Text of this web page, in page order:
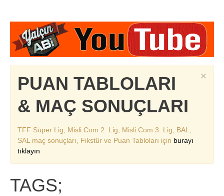
×
PUAN TABLOLARI
& MAÇ SONUÇLARI
TFF Süper Lig, Misli.Com 2. Lig, Misli.Com 3. Lig, BAL,
SAL maç sonuçları, Fikstür ve Puan Tabloları için burayı
tıklayın
TAGS;